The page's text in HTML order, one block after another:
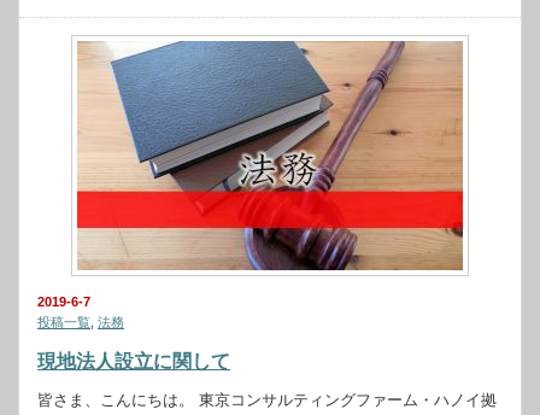
2019-6-7
投稿一覧 法務
現地法人設立に関して
皆さま、こんにちは。 東京コンサルティングファーム・ハノイ拠